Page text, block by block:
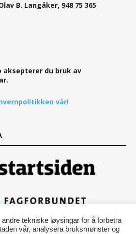
B. Langåker, 948 75 365
aksepterer du bruk av
vår!
tekniske løysingar for å forbetra
vår, analysera bruksmønster og